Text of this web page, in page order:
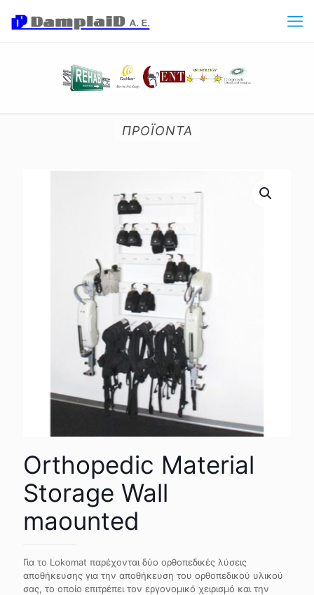
ΠΡΟΪΟΝΤΑ
Orthopedic Material
Storage Wall
maounted
Για το Lokomat παρέχονται δύο ορθοπεδικές λύσεις
αποθήκευσης για την αποθήκευση του ορθοπεδικού υλικού
σας, το οποίο επιτρέπει τον εργονομικό χειρισμό και την